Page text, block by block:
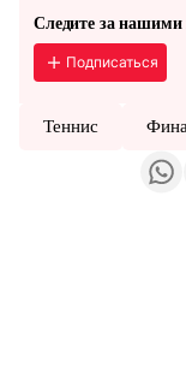
Следите за нашими
Подписаться
Теннис